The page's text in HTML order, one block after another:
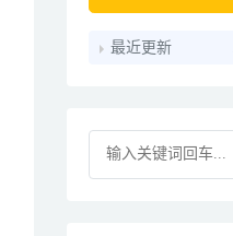
最近更新